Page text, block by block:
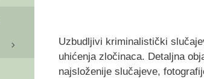
Uzbudljivi kriminalistički
uhićenja zločinaca. Detaljna
najsloženije slučajeve,